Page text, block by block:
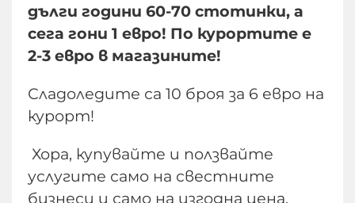
дълги години 60-70 стотинки, а
сега гони 1 евро! По курортите е
2-3 евро в магазините!
Сладоледите са 10 броя за 6 евро на
курорт!
Хора, купувайте и ползвайте
услугите само на свестните
бизнеси и само на изгодна цена.